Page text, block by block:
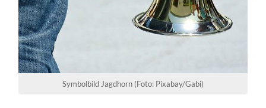
Symbolbild Jagdhorn (Foto: Pixabay/Gabi)